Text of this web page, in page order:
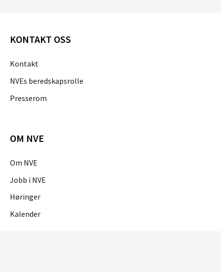
KONTAKT OSS
Kontakt
NVEs beredskapsrolle
Presserom
OM NVE
Om NVE
Jobb i NVE
Høringer
Kalender